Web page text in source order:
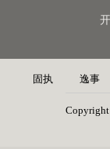
固执 逸事